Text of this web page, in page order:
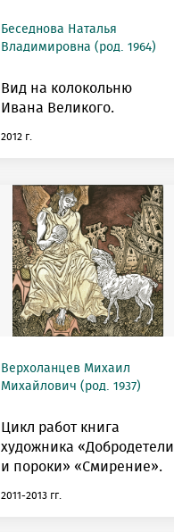
Беседнова Наталья
Владимировна (род. 1964)
Вид на колокольню
Ивана Великого.
2012 г.
Верхоланцев Михаил
Михайлович (род. 1937)
Цикл работ книга
художника «Добродетели
и пороки» «Смирение».
2011-2013 гг.